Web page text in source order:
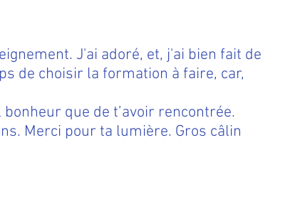
J'ai adoré, et, j'ai bien fait de
de choisir la formation à faire, car,
que de t’avoir rencontrée.
Merci pour ta lumière. Gros câlin